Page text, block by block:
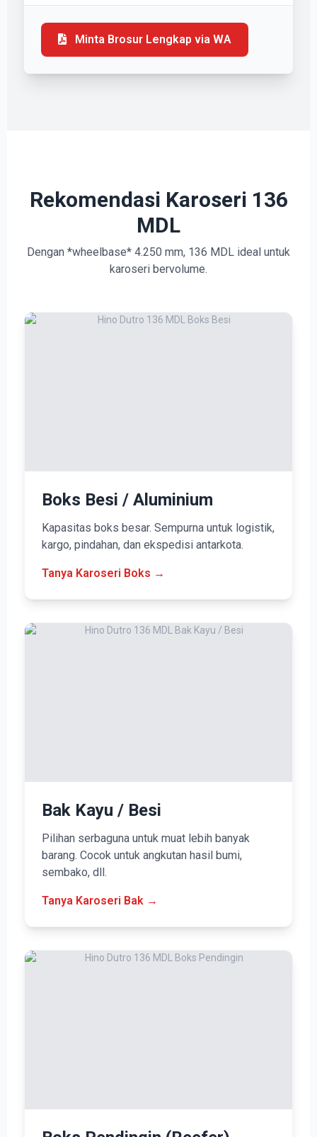
Minta Brosur Lengkap via WA
Rekomendasi Karoseri 136
MDL
Dengan *wheelbase* 4.250 mm, 136 MDL ideal untuk
karoseri bervolume.
Boks Besi / Aluminium
Kapasitas boks besar. Sempurna untuk logistik,
kargo, pindahan, dan ekspedisi antarkota.
Tanya Karoseri Boks →
Bak Kayu / Besi
Pilihan serbaguna untuk muat lebih banyak
barang. Cocok untuk angkutan hasil bumi,
sembako, dll.
Tanya Karoseri Bak →